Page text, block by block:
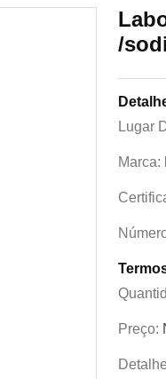
/
Lugar
Marca:
Preço: